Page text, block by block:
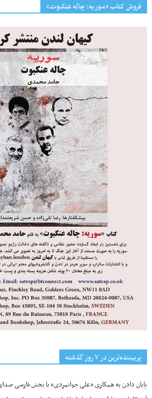
فروش کتاب «سوریه: چاله عنکبوت»
پربیننده‌ترین‌ در ۷ روز گذشته
پایان دادن به همکاری «علی جوانمردی» با بخش فارسی